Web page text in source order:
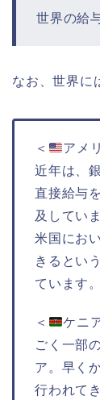
世界の給
なお、世界に
＜
アメ
近年は、
直接給与
及してい
米国にお
きるとい
ています。
＜
ケニ
ごく一部
ア。早く
行われて